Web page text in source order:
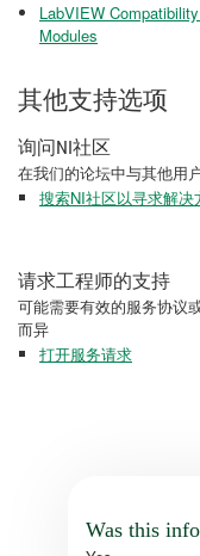
LabVIEW
Modules
其他支持选项
询问NI社区
在我们的论坛中与其他用
搜索NI社区以寻求解决
请求工程师的支持
可能需要有效的服务协议
而异
打开服务请求
Was this